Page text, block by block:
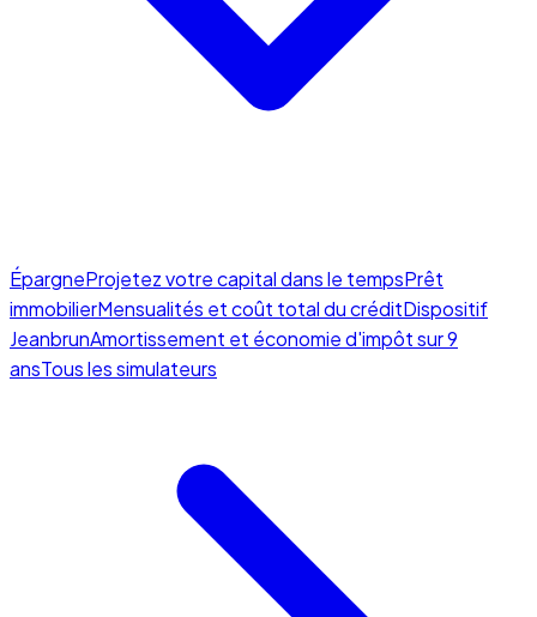
ÉpargneProjetez votre capital dans le tempsPrêt
immobilierMensualités et coût total du créditDispositif
JeanbrunAmortissement et économie d'impôt sur 9
ansTous les simulateurs